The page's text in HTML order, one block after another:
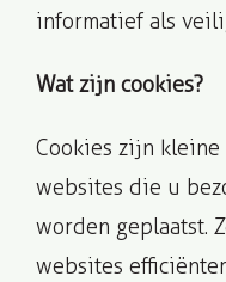
informatief als
Wat zijn cookies?
Cookies zijn
websites die u
worden geplaatst.
websites